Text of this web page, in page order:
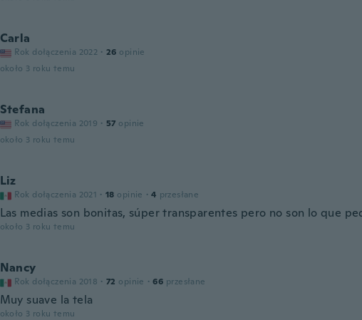
Carla
Rok dołączenia 2022 · 26 opinie
około 3 roku temu
Stefana
Rok dołączenia 2019 · 57 opinie
około 3 roku temu
Liz
Rok dołączenia 2021 · 18 opinie · 4 przesłane
Las medias son bonitas, súper transparentes pero no son lo que
około 3 roku temu
Nancy
Rok dołączenia 2018 · 72 opinie · 66 przesłane
Muy suave la tela
około 3 roku temu